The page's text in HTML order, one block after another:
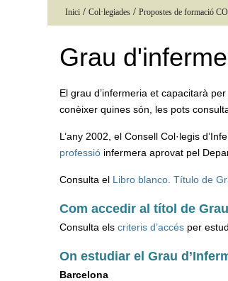
Inici / Col·legiades / Propostes de formació
Grau
El grau d’infermeria et capacitarà
conèixer quines són, les pots
L’any 2002, el Consell Col·legis
professió infermera aprovat pel
Consulta el Libro blanco. Título de
Com accedir al títol de
Consulta els criteris d’accés per
On estudiar el Grau
Barcelona